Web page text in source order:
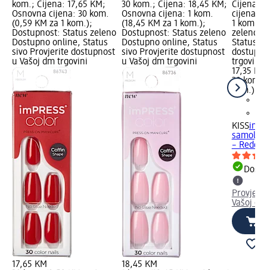
kom.; Cijena: 17,65 KM;
Osnovna cijena: 30 kom.
(0,59 KM za 1 kom.);
Dostupnost: Status zeleno
Dostupno online, Status
sivo Provjerite dostupnost
u Vašoj dm trgovini
17,65 KM
30 kom.; Cijena: 18,45 KM;
Osnovna cijena: 1 kom.
(18,45 KM za 1 kom.);
Dostupnost: Status zeleno
Dostupno online, Status
sivo Provjerite dostupnost
u Vašoj dm trgovini
18,45 KM
Cijena:
cijena:
1 kom.);
zeleno
Status
trgovini
17,35 KM
30 kom.
kom.)
KISS
–
Vašoj